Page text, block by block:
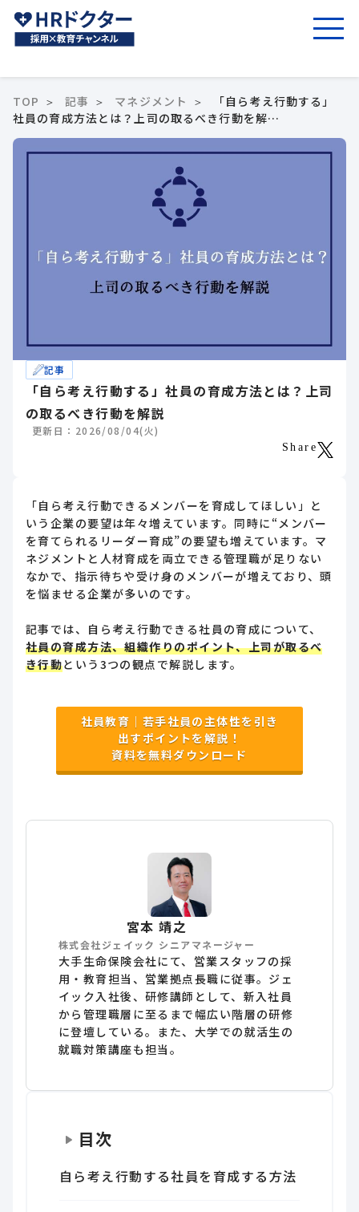
TOP 記事 マネジメント
「自ら考え行動する」
社員の育成方法とは？上司の取るべき行動を解…
記事
「自ら考え行動する」社員の育成方法とは？上司
の取るべき行動を解説
更新日：2026/08/04(火)
Share
「自ら考え行動できるメンバーを育成してほしい」と
いう企業の要望は年々増えています。同時に“メンバー
を育てられるリーダー育成”の要望も増えています。マ
ネジメントと人材育成を両立できる管理職が足りない
なかで、指示待ちや受け身のメンバーが増えており、頭
を悩ませる企業が多いのです。
記事では、自ら考え行動できる社員の育成について、
社員の育成方法、組織作りのポイント、上司が取るべ
き行動という3つの観点で解説します。
社員教育｜若手社員の主体性を引き
出すポイントを解説！
資料を無料ダウンロード
宮本 靖之
株式会社ジェイック シニアマネージャー
大手生命保険会社にて、営業スタッフの採
用・教育担当、営業拠点長職に従事。ジェ
イック入社後、研修講師として、新入社員
から管理職層に至るまで幅広い階層の研修
に登壇している。また、大学での就活生の
就職対策講座も担当。
目次
自ら考え行動する社員を育成する方法